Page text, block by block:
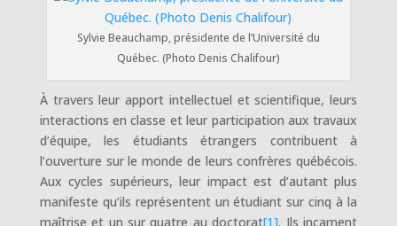
Sylvie Beauchamp, présidente de l’Université du
Québec. (Photo Denis Chalifour)
À travers leur apport intellectuel et scientifique, leurs
interactions en classe et leur participation aux travaux
d’équipe, les étudiants étrangers contribuent à
l’ouverture sur le monde de leurs confrères québécois.
Aux cycles supérieurs, leur impact est d’autant plus
manifeste qu’ils représentent un étudiant sur cinq à la
maîtrise et un sur quatre au doctorat[1]. Ils incarnent